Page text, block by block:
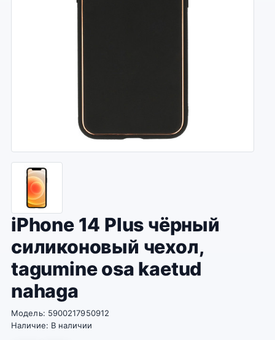
iPhone 14 Plus чёрный
силиконовый чехол,
tagumine osa kaetud
nahaga
Модель: 5900217950912
Наличие: В наличии